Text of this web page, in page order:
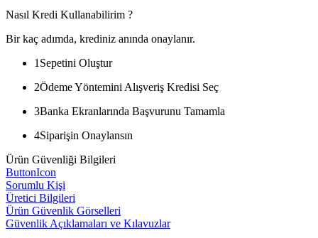
Nasıl Kredi Kullanabilirim ?
Bir kaç adımda, krediniz anında onaylanır.
1 Sepetini Oluştur
2Ödeme Yöntemini Alışveriş Kredisi Seç
3Banka Ekranlarında Başvurunu Tamamla
4Siparişin Onaylansın
Ürün Güvenliği Bilgileri
ButtonIcon
Sorumlu Kişi
Üretici Bilgileri
Ürün Güvenlik Görselleri
Güvenlik Açıklamaları ve Kılavuzlar